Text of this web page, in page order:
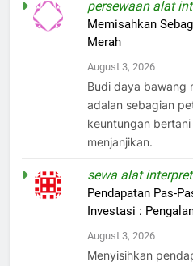
persewaan alat
Memisahkan
Merah
August 3, 2026
Budi daya bawang
adalan sebagian
keuntungan
menjanjikan.
sewa alat
Pendapatan Pas-
Investasi :
August 3, 2026
Menyisihkan